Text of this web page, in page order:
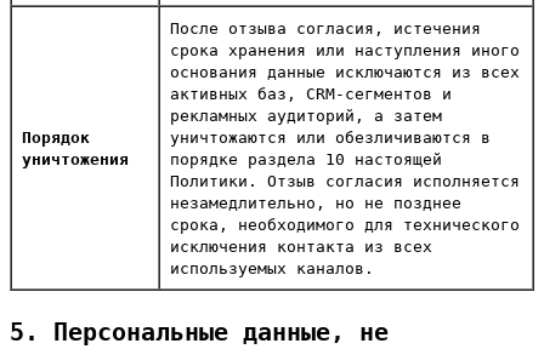
Порядок
уничтожения
После отзыва согласия, истечения
срока хранения или наступления иного
основания данные исключаются из всех
активных баз, CRM-сегментов и
рекламных аудиторий, а затем
уничтожаются или обезличиваются в
порядке раздела 10 настоящей
Политики. Отзыв согласия исполняется
незамедлительно, но не позднее
срока, необходимого для технического
исключения контакта из всех
используемых каналов.
5. Персональные данные, не